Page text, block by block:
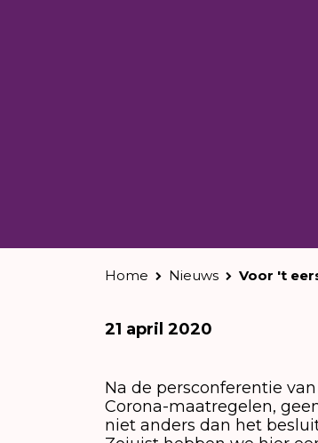
Home Nieuws Voor 't
21 april 2020
Na de persconferentie
Corona-maatregelen,
niet anders dan het